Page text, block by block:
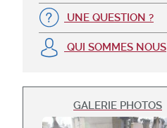
UNE QUESTION ?
QUI SOMMES NOUS
GALERIE PHOTOS